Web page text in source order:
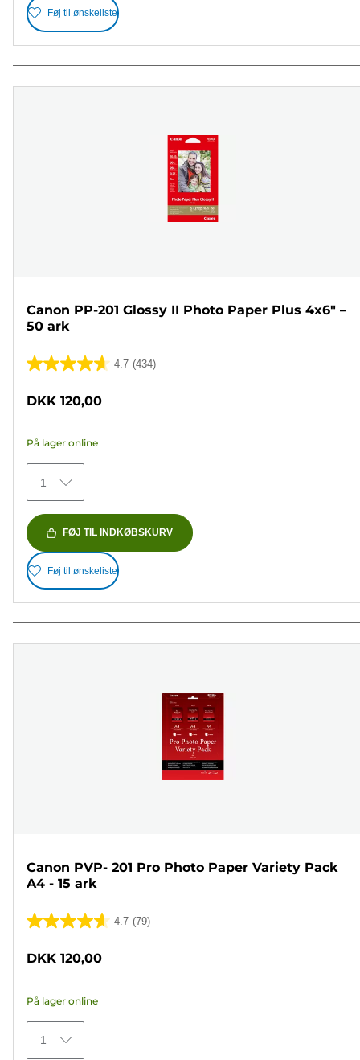
Føj til ønskeliste
Canon PP-201 Glossy II Photo Paper Plus 4x6" –
50 ark
4.7 (434)
4.7
af
stjerner.
434
anmeldelser
DKK 120,00
På lager online
1
FØJ TIL INDKØBSKURV
Føj til ønskeliste
Canon PVP- 201 Pro Photo Paper Variety Pack
A4 - 15 ark
4.7 (79)
4.7
stjerner.
79
anmeldelser
DKK 120,00
På lager online
1